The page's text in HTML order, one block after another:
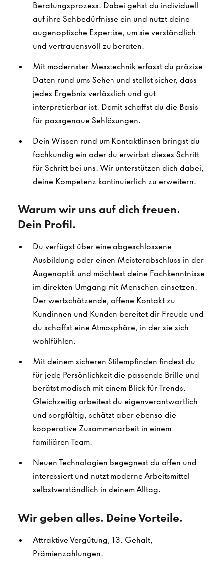
Beratungsprozess. Dabei gehst du individuell
auf ihre Sehbedürfnisse ein und nutzt deine
augenoptische Expertise, um sie verständlich
und vertrauensvoll zu beraten.
Mit modernster Messtechnik erfasst du präzise
Daten rund ums Sehen und stellst sicher, dass
jedes Ergebnis verlässlich und gut
interpretierbar ist. Damit schaffst du die Basis
für passgenaue Sehlösungen.
Dein Wissen rund um Kontaktlinsen bringst du
fachkundig ein oder du erwirbst dieses Schritt
für Schritt bei uns. Wir unterstützen dich dabei,
deine Kompetenz kontinuierlich zu erweitern.
Warum wir uns auf dich freuen.
Dein Profil.
Du verfügst über eine abgeschlossene
Ausbildung oder einen Meisterabschluss in der
Augenoptik und möchtest deine Fachkenntnisse
im direkten Umgang mit Menschen einsetzen.
Der wertschätzende, offene Kontakt zu
Kundinnen und Kunden bereitet dir Freude und
du schaffst eine Atmosphäre, in der sie sich
wohlfühlen.
Mit deinem sicheren Stilempfinden findest du
für jede Persönlichkeit die passende Brille und
berätst modisch mit einem Blick für Trends.
Gleichzeitig arbeitest du eigenverantwortlich
und sorgfältig, schätzt aber ebenso die
kooperative Zusammenarbeit in einem
familiären Team.
Neuen Technologien begegnest du offen und
interessiert und nutzt moderne Arbeitsmittel
selbstverständlich in deinem Alltag.
Wir geben alles. Deine Vorteile.
Attraktive Vergütung, 13. Gehalt,
Prämienzahlungen.